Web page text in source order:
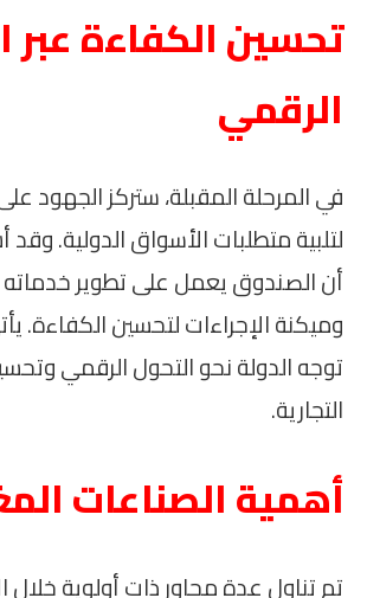
تحسين الكفاءة عبر
الرقمي
في المرحلة المقبلة، ستركز الجهود
لتلبية متطلبات الأسواق الدولية. وقد
أن الصندوق يعمل على تطوير خدماته
وميكنة الإجراءات لتحسين الكفاءة.
توجه الدولة نحو التحول الرقمي
التجارية.
أهمية الصناعات
تم تناول عدة محاور ذات أولوية خلال